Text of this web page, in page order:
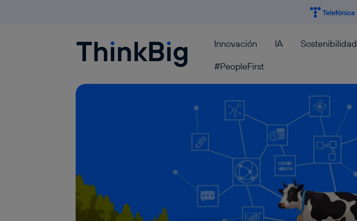
Blogthinkbig.com Innovación IA Sostenibilidad
#PeopleFirst